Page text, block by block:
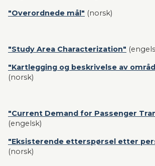
"Overordnede mål" (norsk)
"Study Area Characterization"
"Kartlegging og beskrivelse av
(norsk)
"Current Demand for Passenger
(engelsk)
"Eksisterende etterspørsel etter
(norsk)